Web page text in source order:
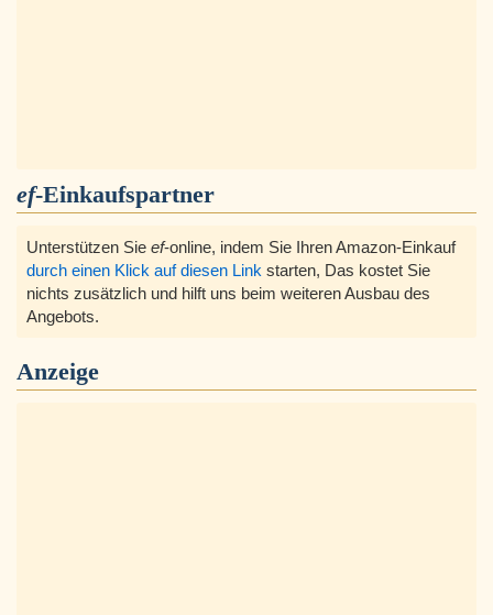
ef-Einkaufspartner
Unterstützen Sie ef-online, indem Sie Ihren Amazon-Einkauf
durch einen Klick auf diesen Link starten, Das kostet Sie
nichts zusätzlich und hilft uns beim weiteren Ausbau des
Angebots.
Anzeige